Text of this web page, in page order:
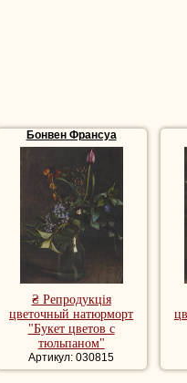
Бонвен Франсуа
₴ Репродукція
цветочный натюрморт
"Букет цветов с
тюльпаном"
Артикул: 030815